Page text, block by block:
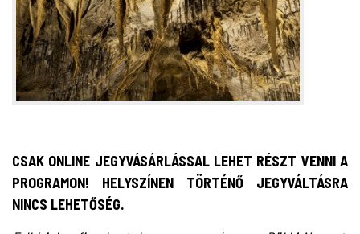
CSAK ONLINE JEGYVÁSÁRLÁSSAL LEHET RÉSZT VENNI A
PROGRAMON! HELYSZÍNEN TÖRTÉNŐ JEGYVÁLTÁSRA
NINCS LEHETŐSÉG.